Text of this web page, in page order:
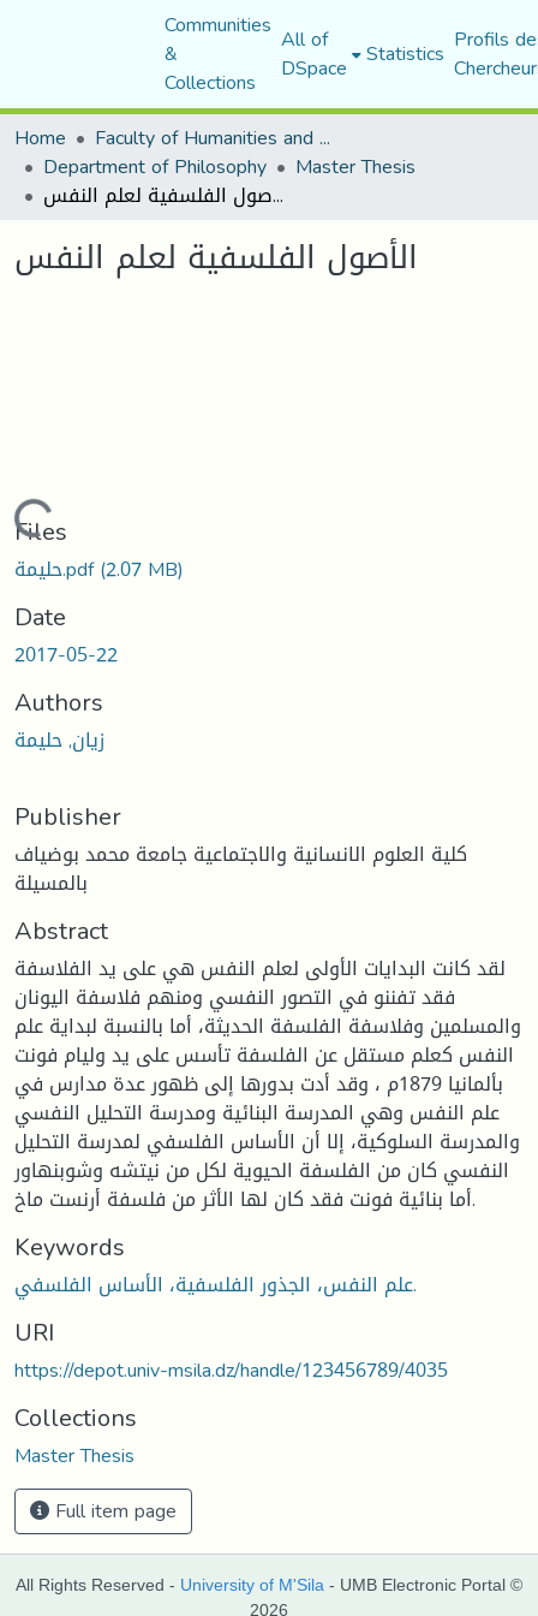
Communities
&
Collections
All of
DSpace Statistics Profils
Home
Faculty of Humanities and Social Sciences
Department of Philosophy Master Thesis
الأصول الفلسفية لعلم النفس
الأصول الفلسفية لعلم النفس
Loading...
Files
حليمة.pdf(2.07 MB)
Date
2017-05-22
Authors
زيان, حليمة
Publisher
كلية العلوم الانسانية والاجتماعية جامعة محمد بوضياف
بالمسيلة
Abstract
لقد كانت البدايات الأولى لعلم النفس هي على يد الفلاسفة
فقد تفننو في التصور النفسي ومنهم فلاسفة اليونان
والمسلمين وفلاسفة الفلسفة الحديثة، أما بالنسبة لبداية علم
النفس كعلم مستقل عن الفلسفة تأسس على يد وليام فونت
بألمانيا 1879م ، وقد أدت بدورها إلى ظهور عدة مدارس في
علم النفس وهي المدرسة البنائية ومدرسة التحليل النفسي
والمدرسة السلوكية، إلا أن الأساس الفلسفي لمدرسة التحليل
النفسي كان من الفلسفة الحيوية لكل من نيتشه وشوبنهاور
أما بنائية فونت فقد كان لها الأثر من فلسفة أرنست ماخ.
Keywords
علم النفس، الجذور الفلسفية، الأساس الفلسفي.
URI
https://depot.univ-msila.dz/handle/123456789/4035
Collections
Master Thesis
Full item page
All Rights Reserved - University of M'Sila - UMB Electronic Portal ©
2026